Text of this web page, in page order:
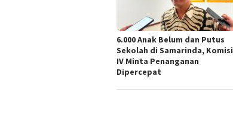
6.000 Anak Belum dan Putus
Sekolah di Samarinda, Komisi
IV Minta Penanganan
Dipercepat